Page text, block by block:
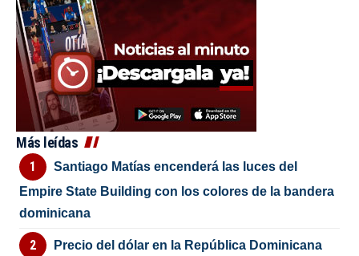
Más leídas
Santiago Matías encenderá las luces del
Empire State Building con los colores de la bandera
dominicana
Precio del dólar en la República Dominicana